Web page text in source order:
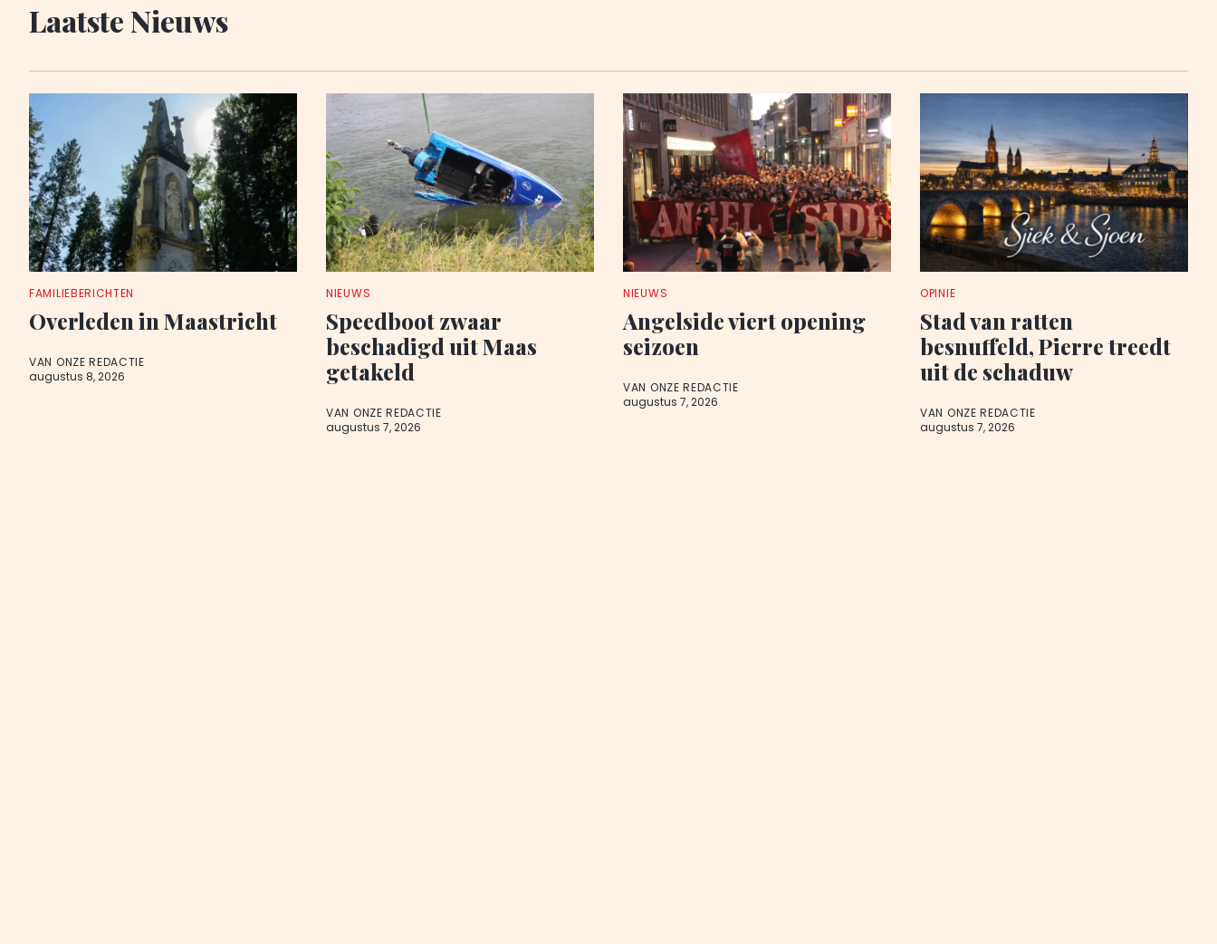
Laatste Nieuws
FAMILIEBERICHTEN
Overleden in Maastricht
VAN ONZE REDACTIE
augustus 8, 2026
NIEUWS
Speedboot zwaar
beschadigd uit Maas
getakeld
VAN ONZE REDACTIE
augustus 7, 2026
NIEUWS
Angelside viert opening
seizoen
VAN ONZE REDACTIE
augustus 7, 2026
OPINIE
Stad van ratten
besnuffeld, Pierre treedt
uit de schaduw
VAN ONZE REDACTIE
augustus 7, 2026